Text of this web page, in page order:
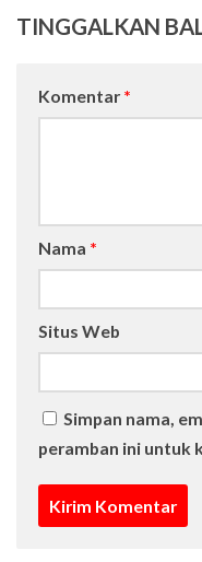
TINGGALKAN
Komentar *
Nama *
Situs Web
Simpan nama,
peramban ini untuk